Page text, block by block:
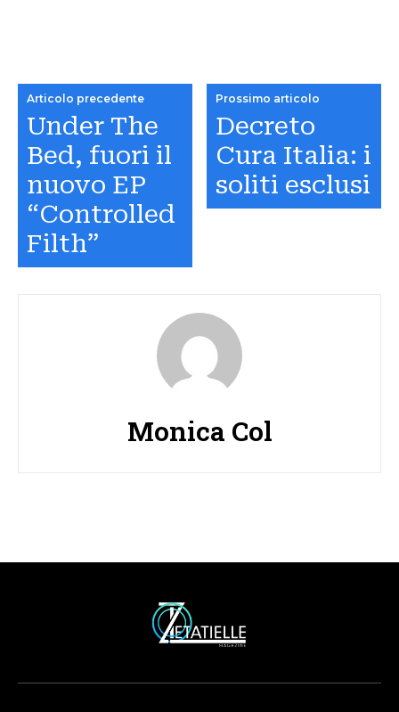
Articolo precedente
Under The
Bed, fuori il
nuovo EP
“Controlled
Filth”
Prossimo articolo
Decreto
Cura Italia: i
soliti esclusi
Monica Col